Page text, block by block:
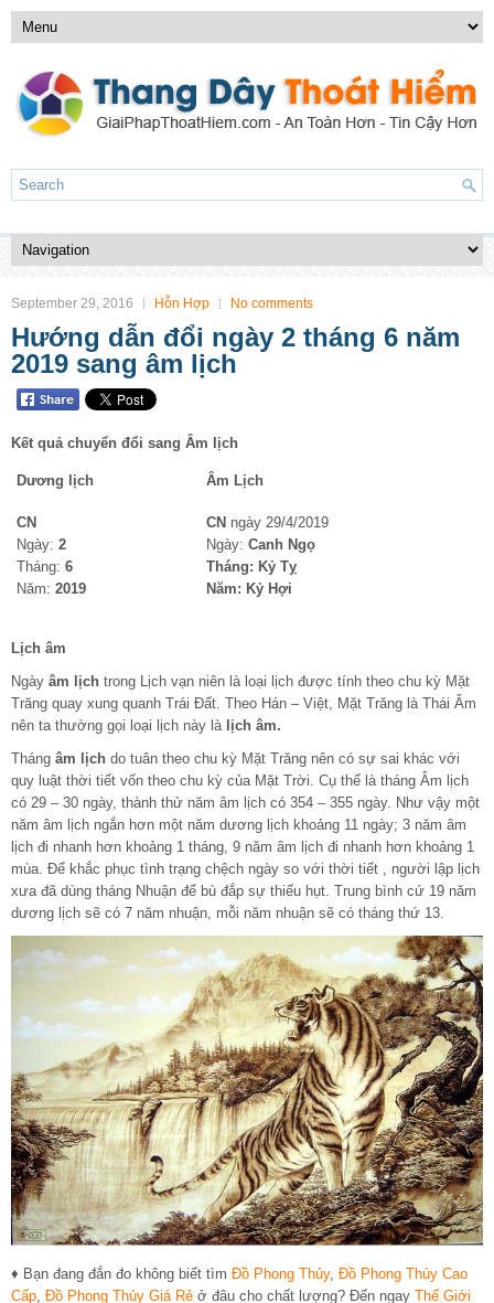
September 29, 2016 Hỗn Hợp No comments
Hướng dẫn đổi ngày 2 tháng 6 năm
2019 sang âm lịch
Kết quả chuyển đổi sang Âm lịch
Dương lịch Âm Lịch
CN
Ngày: 2
Tháng: 6
Năm: 2019
CN ngày 29/4/2019
Ngày: Canh Ngọ
Tháng: Kỷ Tỵ
Năm: Kỷ Hợi
Lịch âm
Ngày âm lịch trong Lịch vạn niên là loại lịch được tính theo chu kỳ Mặt
Trăng quay xung quanh Trái Đất. Theo Hán – Việt, Mặt Trăng là Thái Âm
nên ta thường gọi loại lịch này là lịch âm.
Tháng âm lịch do tuân theo chu kỳ Mặt Trăng nên có sự sai khác với
quy luật thời tiết vốn theo chu kỳ của Mặt Trời. Cụ thể là tháng Âm lịch
có 29 – 30 ngày, thành thử năm âm lịch có 354 – 355 ngày. Như vậy một
năm âm lịch ngắn hơn một năm dương lịch khoảng 11 ngày; 3 năm âm
lịch đi nhanh hơn khoảng 1 tháng, 9 năm âm lịch đi nhanh hơn khoảng 1
mùa. Để khắc phục tình trạng chệch ngày so với thời tiết , người lập lịch
xưa đã dùng tháng Nhuận để bù đắp sự thiếu hụt. Trung bình cứ 19 năm
dương lịch sẽ có 7 năm nhuận, mỗi năm nhuận sẽ có tháng thứ 13.
♦ Bạn đang đắn đo không biết tìm Đồ Phong Thủy, Đồ Phong Thủy Cao
Cấp, Đồ Phong Thủy Giá Rẻ ở đâu cho chất lượng? Đến ngay Thế Giới